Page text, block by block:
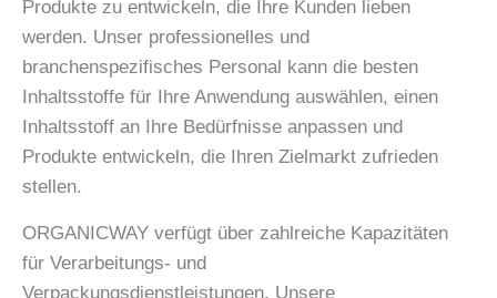
Produkte zu entwickeln, die Ihre Kunden lieben
werden. Unser professionelles und
branchenspezifisches Personal kann die besten
Inhaltsstoffe für Ihre Anwendung auswählen, einen
Inhaltsstoff an Ihre Bedürfnisse anpassen und
Produkte entwickeln, die Ihren Zielmarkt zufrieden
stellen.
ORGANICWAY verfügt über zahlreiche Kapazitäten
für Verarbeitungs- und
Verpackungsdienstleistungen. Unsere